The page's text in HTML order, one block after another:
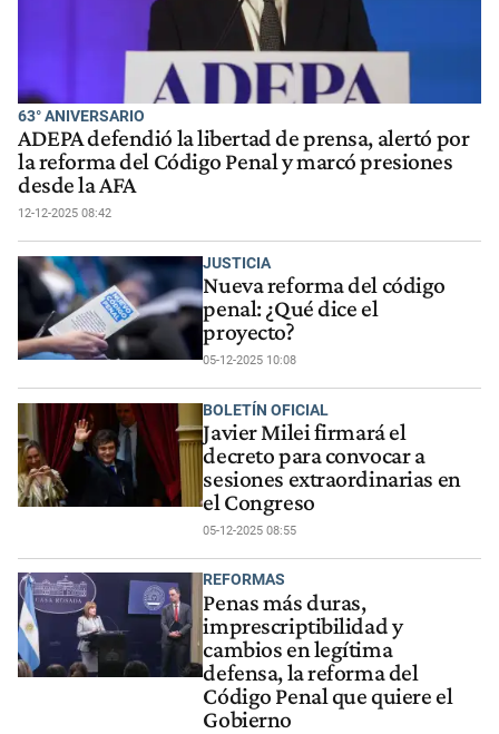
63° ANIVERSARIO
ADEPA defendió la libertad de prensa, alertó por
la reforma del Código Penal y marcó presiones
desde la AFA
12-12-2025 08:42
JUSTICIA
Nueva reforma del código
penal: ¿Qué dice el
proyecto?
05-12-2025 10:08
BOLETÍN OFICIAL
Javier Milei firmará el
decreto para convocar a
sesiones extraordinarias en
el Congreso
05-12-2025 08:55
REFORMAS
Penas más duras,
imprescriptibilidad y
cambios en legítima
defensa, la reforma del
Código Penal que quiere el
Gobierno